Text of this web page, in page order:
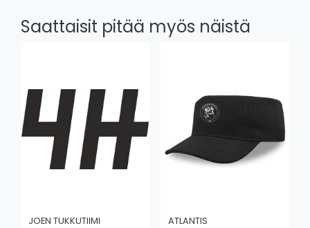
Saattaisit pitää myös näistä
JOEN TUKKUTIIMI ATLANTIS